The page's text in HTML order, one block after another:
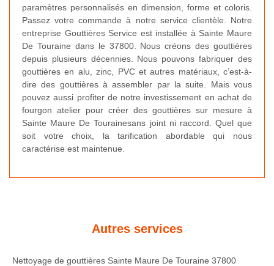
paramètres personnalisés en dimension, forme et coloris.
Passez votre commande à notre service clientèle. Notre
entreprise Gouttières Service est installée à Sainte Maure
De Touraine dans le 37800. Nous créons des gouttières
depuis plusieurs décennies. Nous pouvons fabriquer des
gouttières en alu, zinc, PVC et autres matériaux, c’est-à-
dire des gouttières à assembler par la suite. Mais vous
pouvez aussi profiter de notre investissement en achat de
fourgon atelier pour créer des gouttières sur mesure à
Sainte Maure De Tourainesans joint ni raccord. Quel que
soit votre choix, la tarification abordable qui nous
caractérise est maintenue.
Autres services
Nettoyage de gouttières Sainte Maure De Touraine 37800